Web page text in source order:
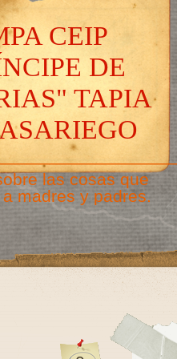
CEIP
DE
TAPIA
las cosas que
madres y padres.